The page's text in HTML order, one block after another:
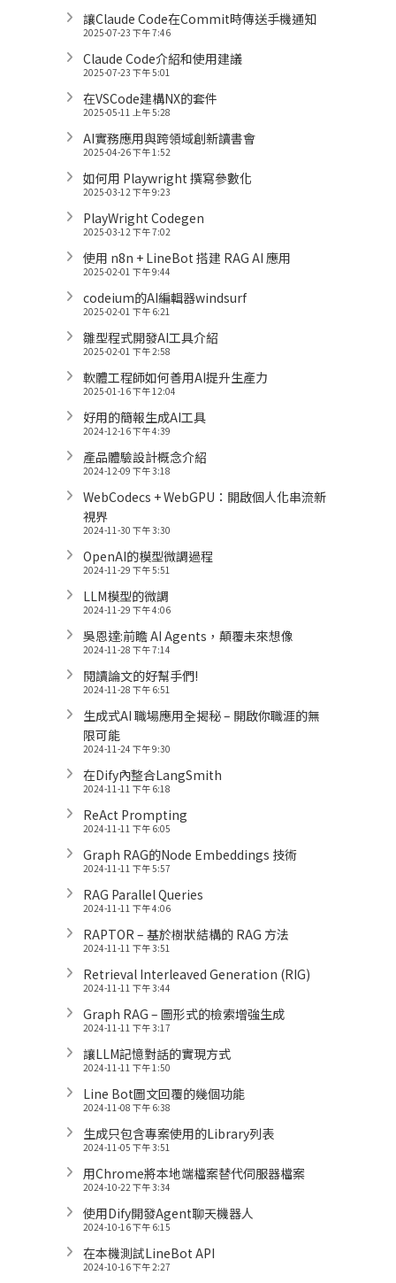
讓Claude Code在Commit時傳送手機通知
2025-07-23 下午 7:46
Claude Code介紹和使用建議
2025-07-23 下午 5:01
在VSCode建構NX的套件
2025-05-11 上午 5:28
AI實務應用與跨領域創新讀書會
2025-04-26 下午 1:52
如何用 Playwright 撰寫參數化
2025-03-12 下午 9:23
PlayWright Codegen
2025-03-12 下午 7:02
使用 n8n + LineBot 搭建 RAG AI 應用
2025-02-01 下午 9:44
codeium的AI編輯器windsurf
2025-02-01 下午 6:21
雛型程式開發AI工具介紹
2025-02-01 下午 2:58
軟體工程師如何善用AI提升生產力
2025-01-16 下午 12:04
好用的簡報生成AI工具
2024-12-16 下午 4:39
產品體驗設計概念介紹
2024-12-09 下午 3:18
WebCodecs + WebGPU：開啟個人化串流新
視界
2024-11-30 下午 3:30
OpenAI的模型微調過程
2024-11-29 下午 5:51
LLM模型的微調
2024-11-29 下午 4:06
吳恩達:前瞻 AI Agents，顛覆未來想像
2024-11-28 下午 7:14
閱讀論文的好幫手們!
2024-11-28 下午 6:51
生成式AI 職場應用全揭秘 – 開啟你職涯的無
限可能
2024-11-24 下午 9:30
在Dify內整合LangSmith
2024-11-11 下午 6:18
ReAct Prompting
2024-11-11 下午 6:05
Graph RAG的Node Embeddings 技術
2024-11-11 下午 5:57
RAG Parallel Queries
2024-11-11 下午 4:06
RAPTOR – 基於樹狀結構的 RAG 方法
2024-11-11 下午 3:51
Retrieval Interleaved Generation (RIG)
2024-11-11 下午 3:44
Graph RAG – 圖形式的檢索增強生成
2024-11-11 下午 3:17
讓LLM記憶對話的實現方式
2024-11-11 下午 1:50
Line Bot圖文回覆的幾個功能
2024-11-08 下午 6:38
生成只包含專案使用的Library列表
2024-11-05 下午 3:51
用Chrome將本地端檔案替代伺服器檔案
2024-10-22 下午 3:34
使用Dify開發Agent聊天機器人
2024-10-16 下午 6:15
在本機測試LineBot API
2024-10-16 下午 2:27